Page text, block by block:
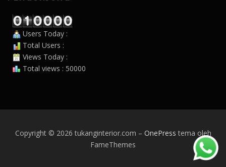
Users Today :
Total Users :
Views Today :
Total views : 50000
Copyright © 2026 tukanginterior.com – OnePress tema oleh
FameThemes